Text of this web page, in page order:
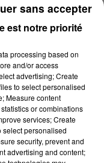
est notre priorité
processing based on
and/or access
advertising; Create
to select personalised
Measure content
or combinations
services; Create
select personalised
security, prevent and
advertising and content;
sans accepter